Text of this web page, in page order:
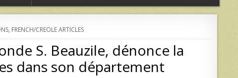
, FRENCH/CREOLE ARTICLES
S. Beauzile, dénonce la
dans son département